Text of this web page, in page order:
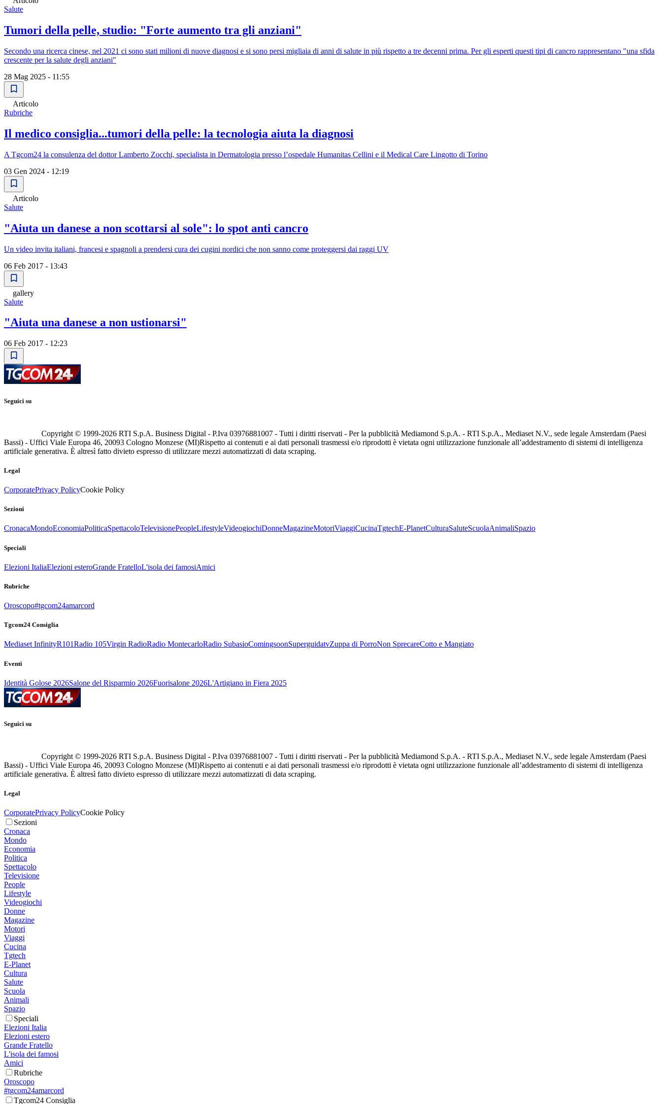
Salute
Tumori della pelle, studio: "Forte aumento tra gli anziani"
Secondo una ricerca cinese, nel 2021 ci sono stati milioni di nuove diagnosi e si sono persi migliaia di anni di salute in più rispetto a tre decenni prima. Per gli esperti questi tipi di cancro rappresentano "una sfida
crescente per la salute degli anziani"
28 Mag 2025 - 11:55
Articolo
Rubriche
Il medico consiglia...tumori della pelle: la tecnologia aiuta la diagnosi
A Tgcom24 la consulenza del dottor Lamberto Zocchi, specialista in Dermatologia presso l’ospedale Humanitas Cellini e il Medical Care Lingotto di Torino
03 Gen 2024 - 12:19
Articolo
Salute
"Aiuta un danese a non scottarsi al sole": lo spot anti cancro
Un video invita italiani, francesi e spagnoli a prendersi cura dei cugini nordici che non sanno come proteggersi dai raggi UV
06 Feb 2017 - 13:43
gallery
Salute
"Aiuta una danese a non ustionarsi"
06 Feb 2017 - 12:23
Seguici su
Copyright © 1999-2026 RTI S.p.A. Business Digital - P.Iva 03976881007 - Tutti i diritti riservati - Per la pubblicità Mediamond S.p.A. - RTI S.p.A., Mediaset N.V., sede legale Amsterdam (Paesi
Bassi) - Uffici Viale Europa 46, 20093 Cologno Monzese (MI)Rispetto ai contenuti e ai dati personali trasmessi e/o riprodotti è vietata ogni utilizzazione funzionale all’addestramento di sistemi di intelligenza
artificiale generativa. È altresì fatto divieto espresso di utilizzare mezzi automatizzati di data scraping.
Legal
CorporatePrivacy PolicyCookie Policy
Sezioni
CronacaMondoEconomiaPoliticaSpettacoloTelevisionePeopleLifestyleVideogiochiDonneMagazineMotoriViaggiCucinaTgtechE-PlanetCulturaSaluteScuolaAnimaliSpazio
Speciali
Elezioni ItaliaElezioni esteroGrande FratelloL'isola dei famosiAmici
Rubriche
Oroscopo#tgcom24amarcord
Tgcom24 Consiglia
Mediaset InfinityR101Radio 105Virgin RadioRadio MontecarloRadio SubasioComingsoonSuperguidatvZuppa di PorroNon SprecareCotto e Mangiato
Eventi
Identità Golose 2026Salone del Risparmio 2026Fuorisalone 2026L'Artigiano in Fiera 2025
Seguici su
Copyright © 1999-2026 RTI S.p.A. Business Digital - P.Iva 03976881007 - Tutti i diritti riservati - Per la pubblicità Mediamond S.p.A. - RTI S.p.A., Mediaset N.V., sede legale Amsterdam (Paesi
Bassi) - Uffici Viale Europa 46, 20093 Cologno Monzese (MI)Rispetto ai contenuti e ai dati personali trasmessi e/o riprodotti è vietata ogni utilizzazione funzionale all’addestramento di sistemi di intelligenza
artificiale generativa. È altresì fatto divieto espresso di utilizzare mezzi automatizzati di data scraping.
Legal
CorporatePrivacy PolicyCookie Policy
Sezioni
Cronaca
Mondo
Economia
Politica
Spettacolo
Televisione
People
Lifestyle
Videogiochi
Donne
Magazine
Motori
Viaggi
Cucina
Tgtech
E-Planet
Cultura
Salute
Scuola
Animali
Spazio
Speciali
Elezioni Italia
Elezioni estero
Grande Fratello
L'isola dei famosi
Amici
Rubriche
Oroscopo
#tgcom24amarcord
Tgcom24 Consiglia